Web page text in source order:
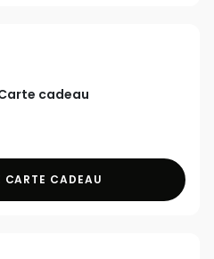
cadeau
CARTE CADEAU